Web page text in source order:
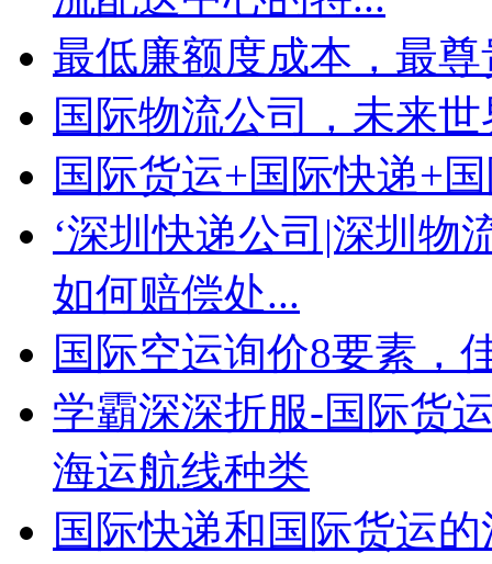
最低廉额度成本，最
国际物流公司，未来
国际货运+国际快递+
‘深圳快递公司|深圳物
如何赔偿处...
国际空运询价8要素，
学霸深深折服-国际货
海运航线种类
国际快递和国际货运